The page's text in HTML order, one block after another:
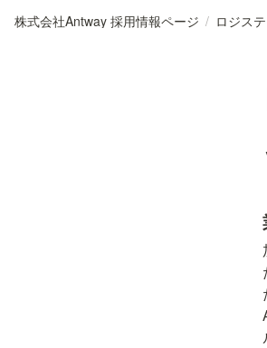
株式会社Antway 採用情報ページ /